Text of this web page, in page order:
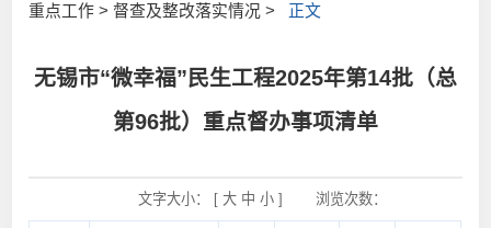
重点工作 > 督查及整改落实情况 >
正文
无锡市“微幸福”民生工程2025年第14批（总
第96批）重点督办事项清单
文字大小： [ 大 中 小] 浏览次数：